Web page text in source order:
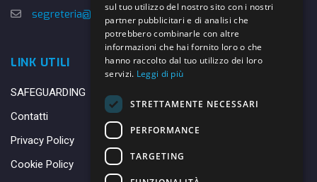
segreteria@danybasket.it
LINK UTILI
SAFEGUARDING
Contatti
Privacy Policy
Cookie Policy
sul tuo utilizzo del nostro sito con i nostri
partner pubblicitari e di analisi che
potrebbero combinarle con altre
informazioni che hai fornito loro o che
hanno raccolto dal tuo utilizzo dei loro
servizi. Leggi di più
STRETTAMENTE NECESSARI
PERFORMANCE
TARGETING